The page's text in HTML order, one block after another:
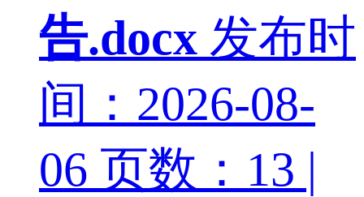
告.docx 发布时
间：2026-08-
06 页数：13 |